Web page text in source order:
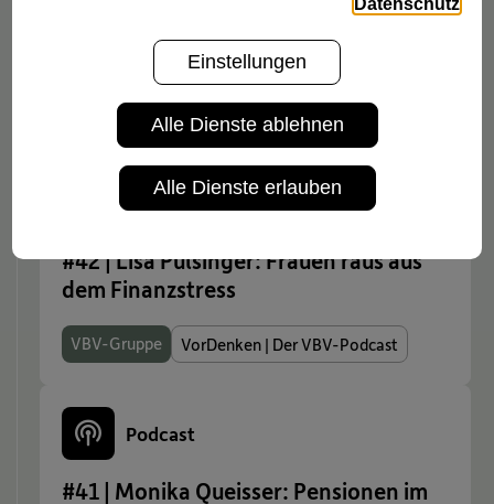
VorDenken Podcast
Podcast
#42 | Lisa Pulsinger: Frauen raus aus
dem Finanzstress
VBV-Gruppe VorDenken | Der VBV-Podcast
Podcast
#41 | Monika Queisser: Pensionen im
Einstellungen
Alle Dienste ablehnen
Alle Dienste erlauben